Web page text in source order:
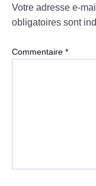
Votre adresse e-
obligatoires sont
Commentaire *